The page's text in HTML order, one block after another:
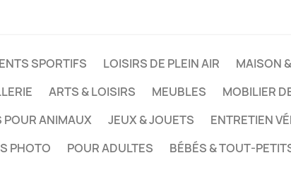
SPORTIFS LOISIRS DE PLEIN AIR MAISON
ARTS & LOISIRS MEUBLES MOBILIER
POUR ANIMAUX
JEUX & JOUETS ENTRETIEN
PHOTO
POUR ADULTES BÉBÉS & TOUT-